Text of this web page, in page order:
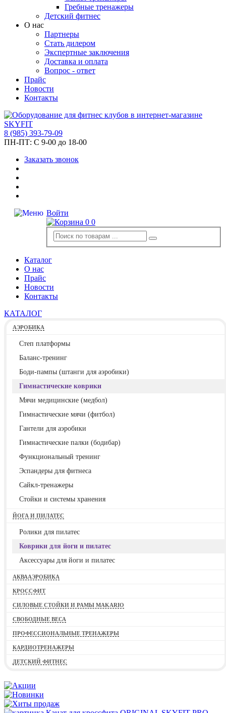
Гребные тренажеры
Детский фитнес
О нас
Партнеры
Стать дилером
Экспертные заключения
Доставка и оплата
Вопрос - ответ
Прайс
Новости
Контакты
8 (985) 393-79-09
ПН-ПТ: С 9-00 до 18-00
Заказать звонок
Войти
0 0
Каталог
О нас
Прайс
Новости
Контакты
КАТАЛОГ
АЭРОБИКА
Степ платформы
Баланс-тренинг
Боди-пампы (штанги для аэробики)
Гимнастические коврики
Мячи медицинские (медбол)
Гимнастические мячи (фитбол)
Гантели для аэробики
Гимнастические палки (бодибар)
Функциональный тренинг
Эспандеры для фитнеса
Сайкл-тренажеры
Стойки и системы хранения
ЙОГА И ПИЛАТЕС
Ролики для пилатес
Коврики для йоги и пилатес
Аксессуары для йоги и пилатес
АКВААЭРОБИКА
КРОССФИТ
СИЛОВЫЕ СТОЙКИ И РАМЫ MAKARIO
СВОБОДНЫЕ ВЕСА
ПРОФЕССИОНАЛЬНЫЕ ТРЕНАЖЕРЫ
КАРДИОТРЕНАЖЕРЫ
ДЕТСКИЙ ФИТНЕС